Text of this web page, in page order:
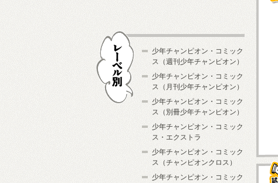
少年チャンピオン・コミック
ス（週刊少年チャンピオン）
少年チャンピオン・コミック
ス（月刊少年チャンピオン）
少年チャンピオン・コミック
ス（別冊少年チャンピオン）
少年チャンピオン・コミック
ス・エクストラ
少年チャンピオン・コミック
ス（チャンピオンクロス）
少年チャンピオン・コミック